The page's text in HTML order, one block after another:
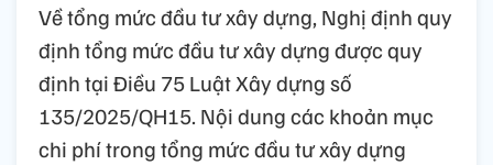
Về tổng mức đầu tư xây dựng, Nghị định quy
định tổng mức đầu tư xây dựng được quy
định tại Điều 75 Luật Xây dựng số
135/2025/QH15. Nội dung các khoản mục
chi phí trong tổng mức đầu tư xây dựng